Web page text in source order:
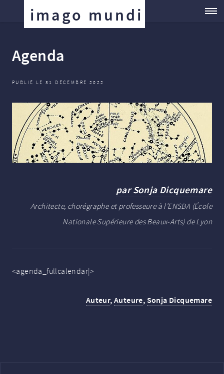
imago mundi
Agenda
PUBLIÉ LE 31 DÉCEMBRE 2022
par Sonja Dicquemare
Architecte, chorégraphe et professeure à l’ENSBA (École
Nationale Supérieure des Beaux-Arts) de Lyon
<agenda_fullcalendar|>
Auteur, Auteure, Sonja Dicquemare